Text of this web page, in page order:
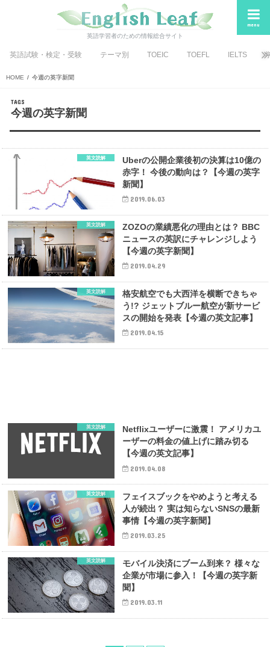
英語学習者のための情報総合サイト
menu
英語試験・検定・受験 テーマ別 TOEIC TOEFL IELTS
HOME 今週の英字新聞
今週の英字新聞
英文読解
Uberの公開企業後初の決算は10億の
赤字！ 今後の動向は？【今週の英字
新聞】
2019.06.03
英文読解
ZOZOの業績悪化の理由とは？ BBC
ニュースの英訳にチャレンジしよう
【今週の英字新聞】
2019.04.29
英文読解
格安航空でも大西洋を横断できちゃ
う!? ジェットブルー航空が新サービ
スの開始を発表【今週の英文記事】
2019.04.15
英文読解
Netflixユーザーに激震！ アメリカユ
ーザーの料金の値上げに踏み切る
【今週の英文記事】
2019.04.08
英文読解
フェイスブックをやめようと考える
人が続出？ 実は知らないSNSの最新
事情【今週の英字新聞】
2019.03.25
英文読解
モバイル決済にブーム到来？ 様々な
企業が市場に参入！【今週の英字新
聞】
2019.03.11